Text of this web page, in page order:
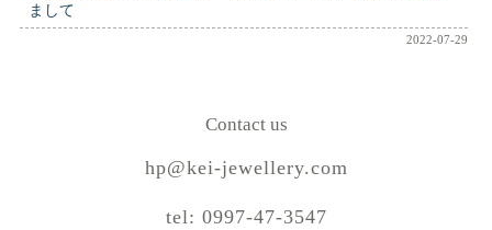
まして
2022-07-29
Contact us
hp@kei-jewellery.com
tel: 0997-47-3547